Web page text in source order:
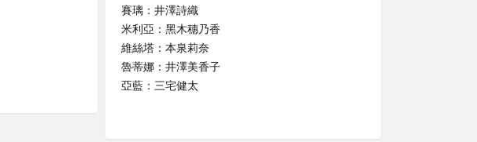
賽璃：井澤詩織
米利亞：黑木穗乃香
維絲塔：本泉莉奈
魯蒂娜：井澤美香子
亞藍：三宅健太